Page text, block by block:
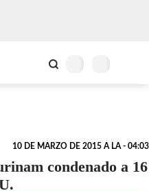
10 DE MARZO DE 2015 A LA - 04:03
condenado a 16